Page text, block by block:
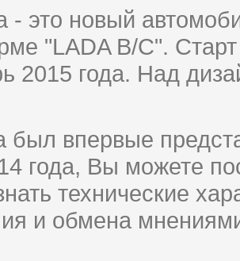
- это новый
"LADA B/C".
2015 года. Над
был впервые
года, Вы можете
технические
и обмена